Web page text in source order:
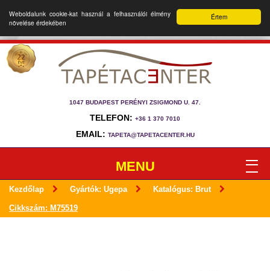
Értem
Weboldalunk cookie-kat használ a felhasználói élmény
növelése érdekében
1047 BUDAPEST PERÉNYI ZSIGMOND U. 47.
TELEFON: +36 1 370 7010
EMAIL: TAPETA@TAPETACENTER.HU
MENU
Kezdőlap Gyártók: Ugepa Katalógus: Brut
Cikkszám: M75519